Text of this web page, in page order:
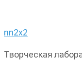
nn2x2
Творческая